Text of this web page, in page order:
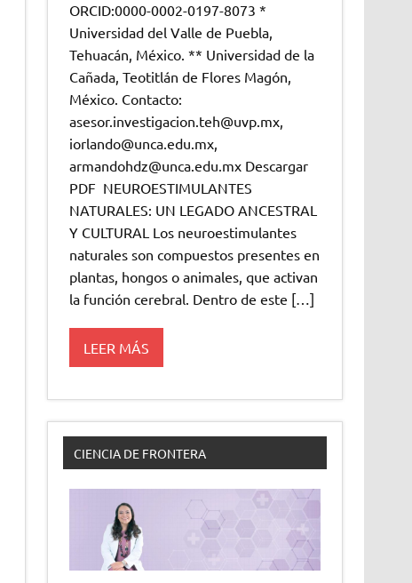
ORCID:0000-0002-0197-8073 *
Universidad del Valle de Puebla,
Tehuacán, México. ** Universidad de la
Cañada, Teotitlán de Flores Magón,
México. Contacto:
asesor.investigacion.teh@uvp.mx,
iorlando@unca.edu.mx,
armandohdz@unca.edu.mx Descargar
PDF NEUROESTIMULANTES
NATURALES: UN LEGADO ANCESTRAL
Y CULTURAL Los neuroestimulantes
naturales son compuestos presentes en
plantas, hongos o animales, que activan
la función cerebral. Dentro de este […]
LEER MÁS
CIENCIA DE FRONTERA